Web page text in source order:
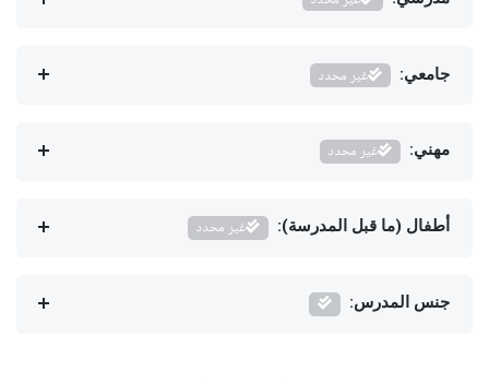
جامعي: غير محدد
مهني: غير محدد
أطفال (ما قبل المدرسة): غير محدد
جنس المدرس: